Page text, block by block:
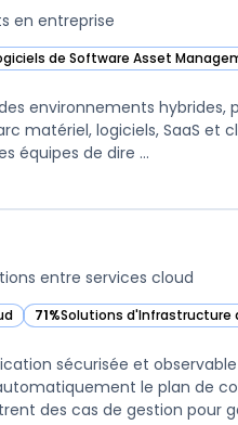
en entreprise
de Software Asset
dans cette catégorie
environnements
matériel, logiciels, SaaS et
équipes de dire ...
entre services cloud
71%Solutions d'Infrastructure
— voir Google Cloud Service
sécurisée et
le plan de
des cas de gestion pour